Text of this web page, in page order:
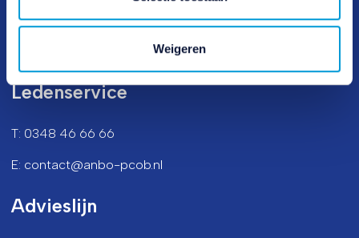
Weigeren
Postbus 2012 3440 DA Woerden
Ledenservice
T: 0348 46 66 66
E: contact@anbo-pcob.nl
Advieslijn